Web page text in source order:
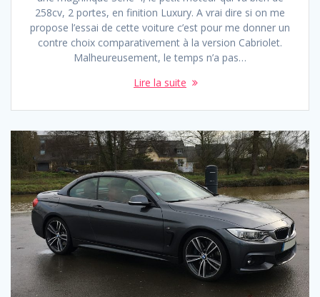
258cv, 2 portes, en finition Luxury. A vrai dire si on me
propose l’essai de cette voiture c’est pour me donner un
contre choix comparativement à la version Cabriolet.
Malheureusement, le temps n’a pas…
Lire la suite